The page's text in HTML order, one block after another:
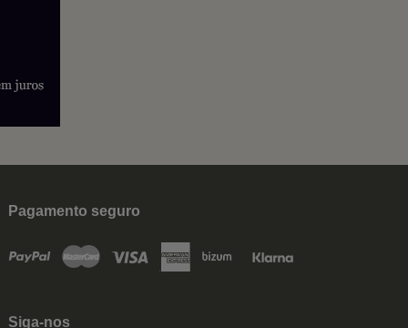
Pagamento seguro
Siga-nos